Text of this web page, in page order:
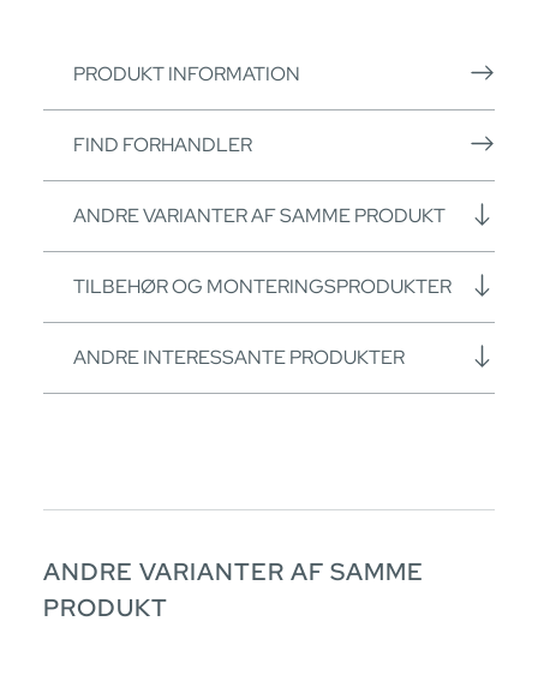
PRODUKT INFORMATION
FIND FORHANDLER
ANDRE VARIANTER AF SAMME PRODUKT
TILBEHØR OG MONTERINGSPRODUKTER
ANDRE INTERESSANTE PRODUKTER
ANDRE VARIANTER AF SAMME
PRODUKT